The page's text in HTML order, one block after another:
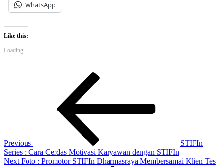
WhatsApp
Like this:
Loading...
Previous
STIFIn
Series : Cara Cerdas Motivasi Karyawan dengan STIFIn
Next
Next Foto : Promotor STIFIn Dharmasraya Membersamai Klien Tes